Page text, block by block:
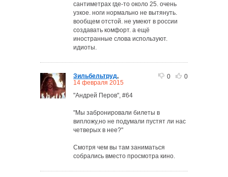
сантиметрах где-то около 25. очень
узкое. ноги нормально не вытянуть.
вообщем отстой. не умеют в россии
создавать комфорт. а ещё
иностранные слова используют.
идиоты.
0 0
Зильбельтруд,
14 февраля 2015
"Андрей Перов", #64
"Мы забронировали билеты в
випложу,но не подумали пустят ли нас
четверых в нее?"
Смотря чем вы там заниматься
собрались вместо просмотра кино.